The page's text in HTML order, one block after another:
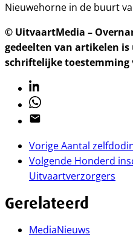
Nieuwehorne in de buurt
© UitvaartMedia –
gedeelten van artikelen
schriftelijke toestemming
Linkedin
Whatsapp
Email
VorigeAantal
Volgende Honderd
Uitvaartverzorgers
Gerelateerd
MediaNieuws